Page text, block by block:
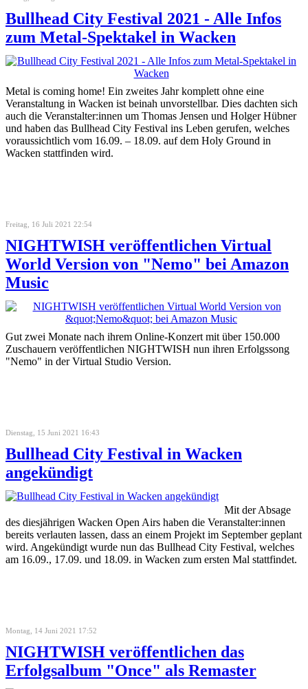
Bullhead City Festival 2021 - Alle Infos
zum Metal-Spektakel in Wacken
Metal is coming home! Ein zweites Jahr komplett ohne eine
Veranstaltung in Wacken ist beinah unvorstellbar. Dies dachten sich
auch die Veranstalter:innen um Thomas Jensen und Holger Hübner
und haben das Bullhead City Festival ins Leben gerufen, welches
voraussichtlich vom 16.09. – 18.09. auf dem Holy Ground in
Wacken stattfinden wird.
Freitag, 16 Juli 2021 22:54
NIGHTWISH veröffentlichen Virtual
World Version von "Nemo" bei Amazon
Music
Gut zwei Monate nach ihrem Online-Konzert mit über 150.000
Zuschauern veröffentlichen NIGHTWISH nun ihren Erfolgssong
"Nemo" in der Virtual Studio Version.
Dienstag, 15 Juni 2021 16:43
Bullhead City Festival in Wacken
angekündigt
Mit der Absage
des diesjährigen Wacken Open Airs haben die Veranstalter:innen
bereits verlauten lassen, dass an einem Projekt im September geplant
wird. Angekündigt wurde nun das Bullhead City Festival, welches
am 16.09., 17.09. und 18.09. in Wacken zum ersten Mal stattfindet.
Montag, 14 Juni 2021 17:52
NIGHTWISH veröffentlichen das
Erfolgsalbum "Once" als Remaster